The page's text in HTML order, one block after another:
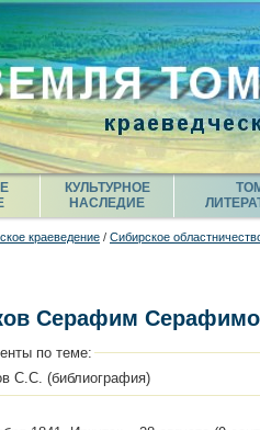
КУЛЬТУРНОЕ
НАСЛЕДИЕ
краеведение / Сибирское
Серафим
по теме:
С.С. (библиография)